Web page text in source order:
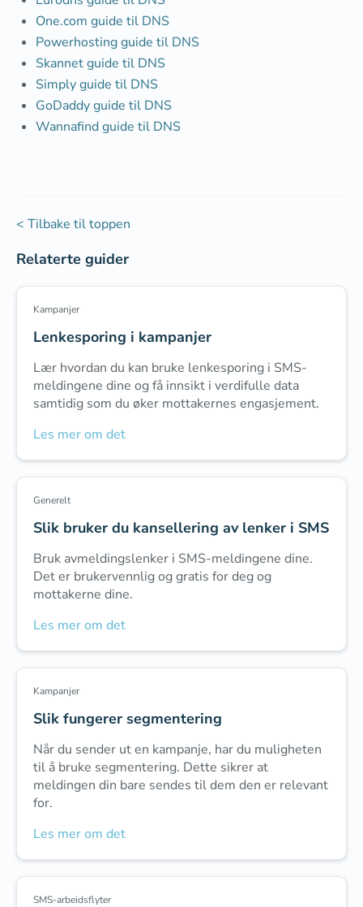
One.com guide til DNS
Powerhosting guide til DNS
Skannet guide til DNS
Simply guide til DNS
GoDaddy guide til DNS
Wannafind guide til DNS
< Tilbake til toppen
Relaterte guider
Kampanjer
Lenkesporing i kampanjer
Lær hvordan du kan bruke lenkesporing i SMS-
meldingene dine og få innsikt i verdifulle data
samtidig som du øker mottakernes engasjement.
Les mer om det
Generelt
Slik bruker du kansellering av lenker i SMS
Bruk avmeldingslenker i SMS-meldingene dine.
Det er brukervennlig og gratis for deg og
mottakerne dine.
Les mer om det
Kampanjer
Slik fungerer segmentering
Når du sender ut en kampanje, har du muligheten
til å bruke segmentering. Dette sikrer at
meldingen din bare sendes til dem den er relevant
for.
Les mer om det
SMS-arbeidsflyter